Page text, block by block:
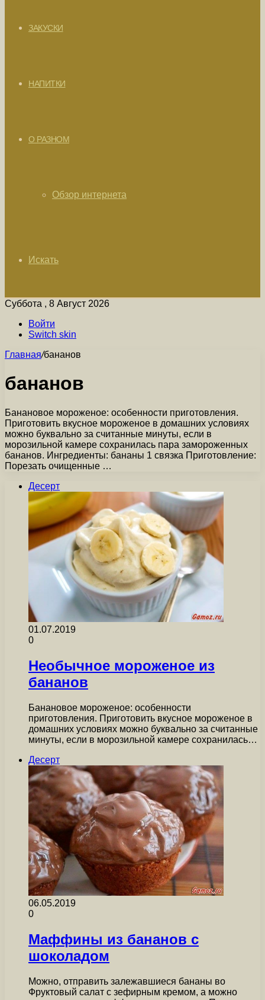
ЗАКУСКИ
НАПИТКИ
О РАЗНОМ
Обзор интернета
Искать
Суббота , 8 Август 2026
Войти
Switch skin
Главная/бананов
бананов
Банановое мороженое: особенности приготовления.
Приготовить вкусное мороженое в домашних условиях
можно буквально за считанные минуты, если в
морозильной камере сохранилась пара замороженных
бананов. Ингредиенты: бананы 1 связка Приготовление:
Порезать очищенные …
Десерт
01.07.2019
0
Необычное мороженое из
бананов
Банановое мороженое: особенности
приготовления. Приготовить вкусное мороженое в
домашних условиях можно буквально за считанные
минуты, если в морозильной камере сохранилась…
Десерт
06.05.2019
0
Маффины из бананов с
шоколадом
Можно, отправить залежавшиеся бананы во
Фруктовый салат с зефирным кремом, а можно